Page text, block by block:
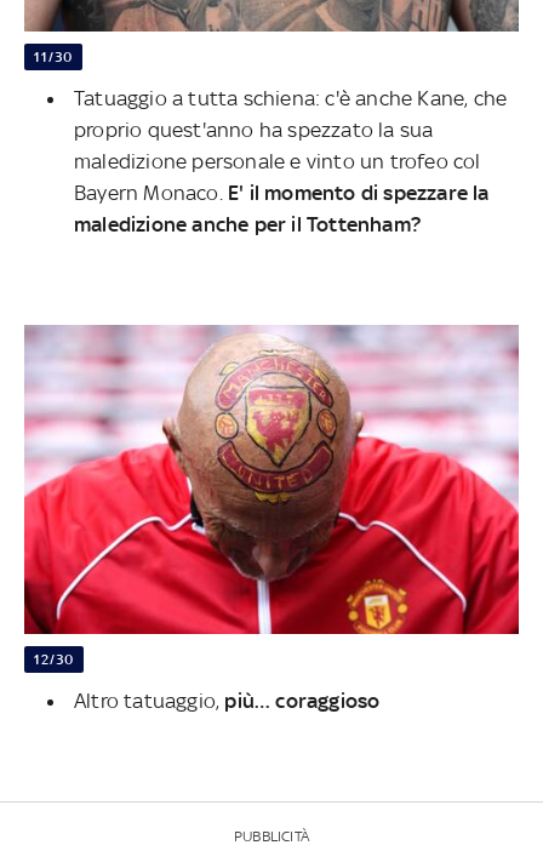
11/30
Tatuaggio a tutta schiena: c'è anche Kane, che
proprio quest'anno ha spezzato la sua
maledizione personale e vinto un trofeo col
Bayern Monaco. E' il momento di spezzare la
maledizione anche per il Tottenham?
12/30
Altro tatuaggio, più… coraggioso
PUBBLICITÀ